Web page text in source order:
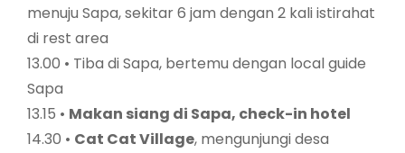
menuju Sapa, sekitar 6 jam dengan 2 kali istirahat
di rest area
13.00 • Tiba di Sapa, bertemu dengan local guide
Sapa
13.15 • Makan siang di Sapa, check-in hotel
14.30 • Cat Cat Village, mengunjungi desa